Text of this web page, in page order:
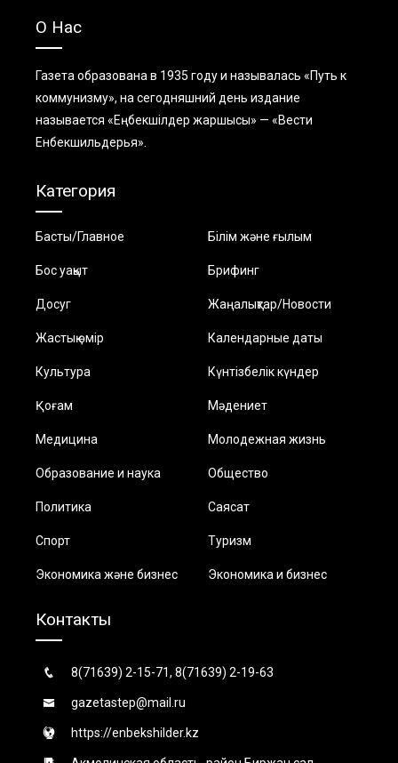
О Нас
Газета образована в 1935 году и называлась «Путь к
коммунизму», на сегодняшний день издание
называется «Еңбекшiлдер жаршысы» — «Вести
Енбекшильдерья».
Категория
Басты/Главное Білім және ғылым
Бос уақыт Брифинг
Досуг Жаңалықтар/Новости
Жастық өмір Календарные даты
Культура Күнтізбелік күндер
Қоғам Мәдениет
Медицина Молодежная жизнь
Образование и наука Общество
Политика Саясат
Спорт Туризм
Экономика және бизнес Экономика и бизнес
Контакты
8(71639) 2-15-71, 8(71639) 2-19-63
gazetastep@mail.ru
https://enbekshilder.kz